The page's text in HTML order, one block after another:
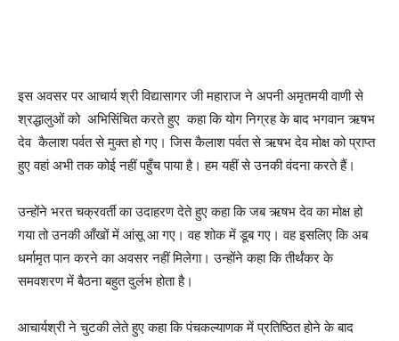
इस अवसर पर आचार्य श्री विद्यासागर जी महाराज ने अपनी अमृतमयी वाणी से
श्रद्धालुओं को अभिसिंचित करते हुए कहा कि योग निग्रह के बाद भगवान ऋषभ
देव कैलाश पर्वत से मुक्त हो गए। जिस कैलाश पर्वत से ऋषभ देव मोक्ष को प्राप्त
हुए वहां अभी तक कोई नहीं पहुँच पाया है। हम यहीं से उनकी वंदना करते हैं।
उन्होंने भरत चक्रवर्ती का उदाहरण देते हुए कहा कि जब ऋषभ देव का मोक्ष हो
गया तो उनकी आँखों में आंसू आ गए। वह शोक में डूब गए। वह इसलिए कि अब
धर्मामृत पान करने का अवसर नहीं मिलेगा। उन्होंने कहा कि तीर्थंकर के
समवशरण में बैठना बहुत दुर्लभ होता है।
आचार्यश्री ने चुटकी लेते हुए कहा कि पंचकल्याणक में प्रतिष्ठित होने के बाद